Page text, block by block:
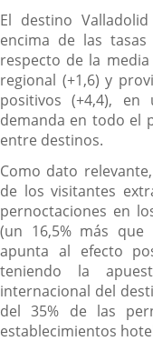
El destino
encima de las
respecto de la
regional (+1,6) y
positivos (+4,4),
demanda en todo el
entre destinos.
Como dato
de los visitantes
pernoctaciones en
(un 16,5% más
apunta al efecto
teniendo la
internacional del
del 35% de las
establecimientos